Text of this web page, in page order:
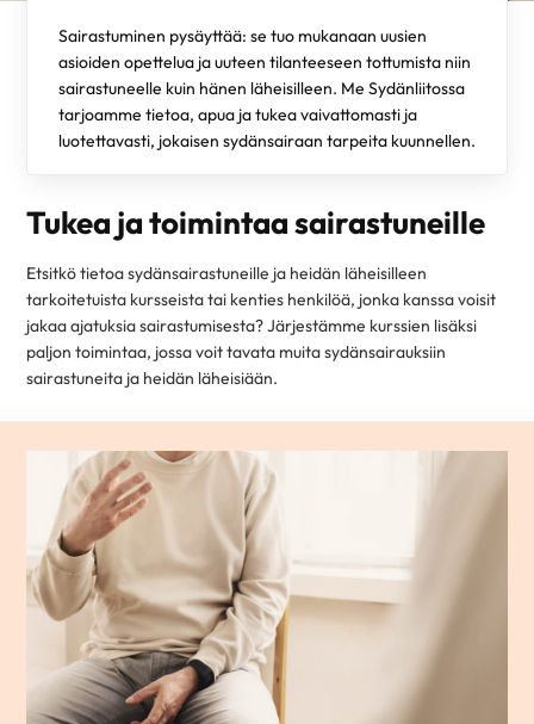
Sairastuminen pysäyttää: se tuo mukanaan uusien
asioiden opettelua ja uuteen tilanteeseen tottumista niin
sairastuneelle kuin hänen läheisilleen. Me Sydänliitossa
tarjoamme tietoa, apua ja tukea vaivattomasti ja
luotettavasti, jokaisen sydänsairaan tarpeita kuunnellen.
Tukea ja toimintaa sairastuneille
Etsitkö tietoa sydänsairastuneille ja heidän läheisilleen
tarkoitetuista kursseista tai kenties henkilöä, jonka kanssa voisit
jakaa ajatuksia sairastumisesta? Järjestämme kurssien lisäksi
paljon toimintaa, jossa voit tavata muita sydänsairauksiin
sairastuneita ja heidän läheisiään.